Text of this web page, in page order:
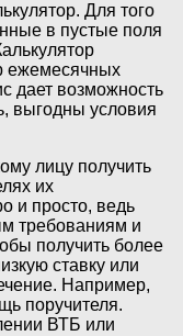
Для того
в пустые поля
ежемесячных
дает возможность
выгодны условия
лицу получить
их
и просто, ведь
требованиям и
получить более
ставку или
Например,
поручителя.
ВТБ или